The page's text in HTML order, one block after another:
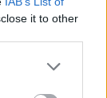
it to other
i
a perdere la